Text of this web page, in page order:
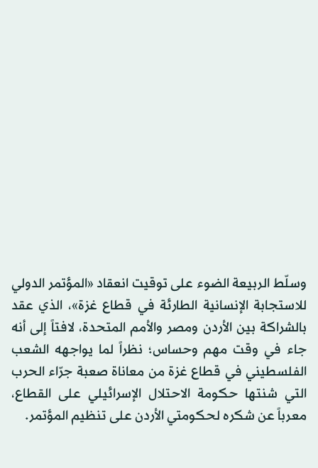
وسلّط الربيعة الضوء على توقيت انعقاد «المؤتمر الدولي
للاستجابة الإنسانية الطارئة في قطاع غزة»، الذي عقد
بالشراكة بين الأردن ومصر والأمم المتحدة، لافتاً إلى أنه
جاء في وقت مهم وحساس؛ نظراً لما يواجهه الشعب
الفلسطيني في قطاع غزة من معاناة صعبة جرّاء الحرب
التي شنتها حكومة الاحتلال الإسرائيلي على القطاع،
معرباً عن شكره لحكومتي الأردن على تنظيم المؤتمر.